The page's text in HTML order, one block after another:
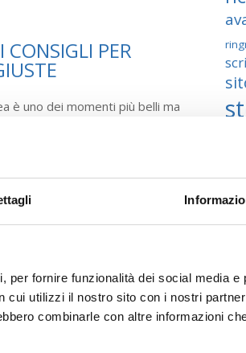
fornire funzionalità dei social media e
cui utilizzi il nostro sito con i nostri
combinarle con altre informazioni
CONSIGLI PER
è uno dei momenti più belli ma
LE TUE RICERCHE
per studenti e insegnanti, creati
all’apprendimento e allo studio.
fare affidamento? IQfactory ha
che possono aiutarti nella